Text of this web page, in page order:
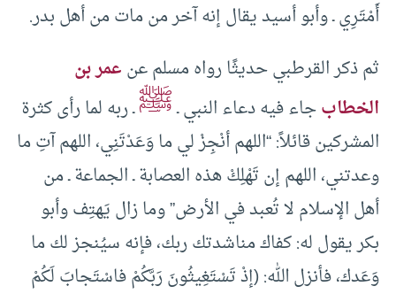
أَمْتَرِي ـ وأبو أسيد يقال إنه آخر من مات من أهل بدر.
ثم ذكر القرطبي حديثًا رواه مسلم عنعمر بن
الخطابجاء فيه دعاء النبي ـﷺـ ربه لما رأى كثرة
المشركين قائلاً: “اللهم أنْجِزْ لي ما وَعَدْتَنِي، اللهم آتِ ما
وعدتني، اللهم إن تَهْلِكْ هذه العصابة ـ الجماعة ـ من
أهل الإسلام لا تُعبد في الأرض” وما زال يَهتِف وأبو
بكر يقول له: كفاك مناشدتك ربك، فإنه سيُنجز لك ما
وَعَدك، فأنزل الله: (إذْ تَسْتَغِيثُونَ رَبَّكُمْ فاسْتَجابَ لَكُمْ